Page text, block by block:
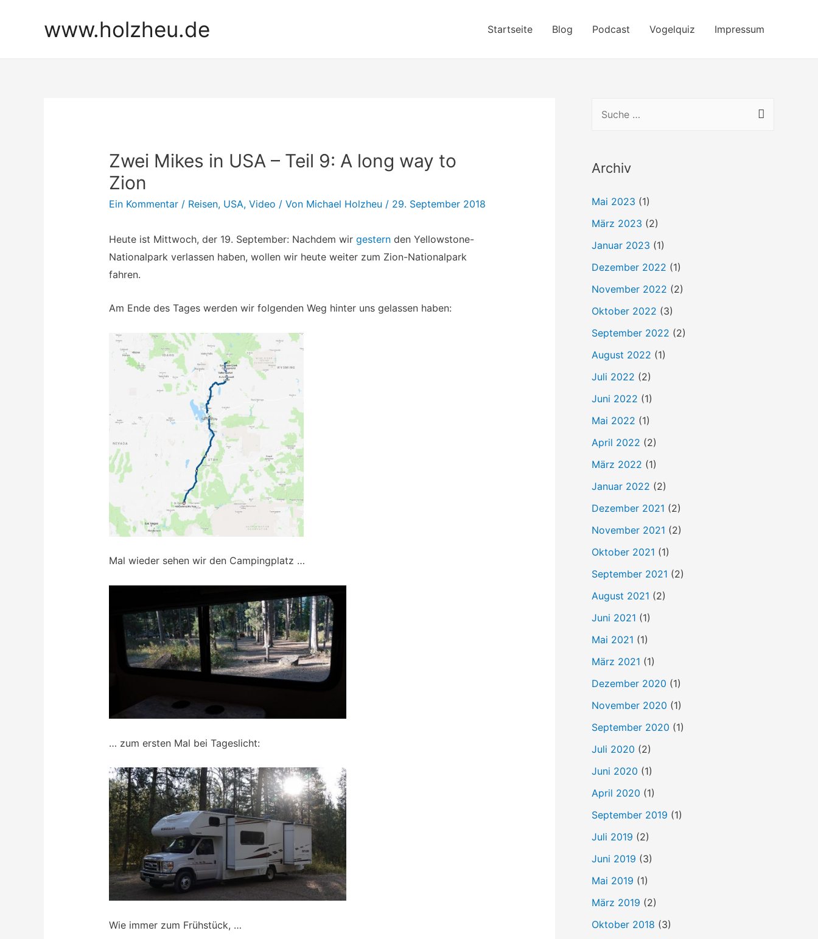
www.holzheu.de Startseite Blog Podcast Vogelquiz Impressum
Zwei Mikes in USA – Teil 9: A long way to
Zion
Ein Kommentar / Reisen, USA, Video / Von Michael Holzheu / 29. September 2018
Heute ist Mittwoch, der 19. September: Nachdem wir gesternden Yellowstone-
Nationalpark verlassen haben, wollen wir heute weiter zum Zion-Nationalpark
fahren.
Am Ende des Tages werden wir folgenden Weg hinter uns gelassen haben:
Mal wieder sehen wir den Campingplatz …
… zum ersten Mal bei Tageslicht:
Wie immer zum Frühstück, …
h
n
n
a
c
h
Archiv
Mai 2023 (1)
März 2023 (2)
Januar 2023 (1)
Dezember 2022 (1)
November 2022 (2)
Oktober 2022 (3)
September 2022 (2)
August 2022 (1)
Juli 2022 (2)
Juni 2022 (1)
Mai 2022 (1)
April 2022 (2)
März 2022 (1)
Januar 2022 (2)
Dezember 2021 (2)
November 2021 (2)
Oktober 2021 (1)
September 2021 (2)
August 2021 (2)
Juni 2021 (1)
Mai 2021 (1)
März 2021 (1)
Dezember 2020 (1)
November 2020 (1)
September 2020 (1)
Juli 2020 (2)
Juni 2020 (1)
April 2020 (1)
September 2019 (1)
Juli 2019 (2)
Juni 2019 (3)
Mai 2019 (1)
März 2019 (2)
Oktober 2018 (3)